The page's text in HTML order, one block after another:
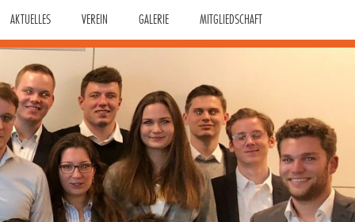
AKTUELLES VEREIN GALERIE MITGLIEDSCHAFT